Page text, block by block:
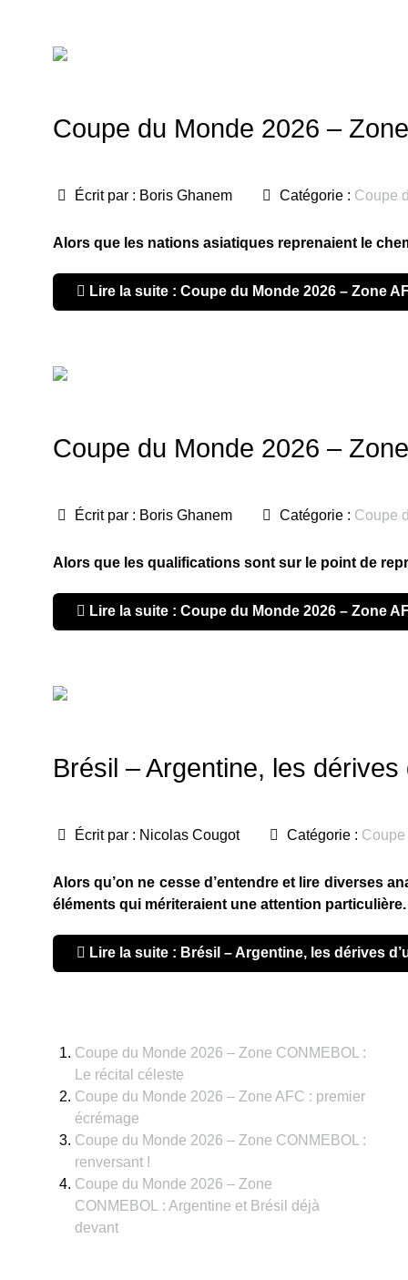
Coupe du Monde 2026 –
Écrit par : Boris Ghanem Catégorie : Coupe
Alors que les nations asiatiques reprenaient le
Lire la suite : Coupe du Monde 2026 – Zone
Coupe du Monde 2026 –
Écrit par : Boris Ghanem Catégorie : Coupe
Alors que les qualifications sont sur le point de
Lire la suite : Coupe du Monde 2026 – Zone
Brésil – Argentine, les dérives
Écrit par : Nicolas Cougot Catégorie :
Alors qu’on ne cesse d’entendre et lire diverses
éléments qui mériteraient une attention particulière.
Lire la suite : Brésil – Argentine, les dérives
Coupe du Monde 2026 – Zone CONMEBOL :
Le récital céleste
Coupe du Monde 2026 – Zone AFC : premier
écrémage
Coupe du Monde 2026 – Zone CONMEBOL :
renversant !
Coupe du Monde 2026 – Zone
CONMEBOL : Argentine et Brésil déjà
devant